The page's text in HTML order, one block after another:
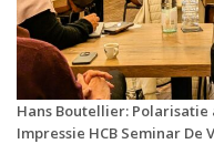
Hans Boutellier:
Impressie HCB Seminar De